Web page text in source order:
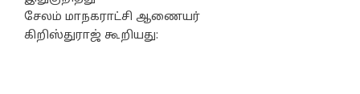
சேலம் மாநகராட்சி ஆணையர்
கிறிஸ்துராஜ் கூறியது: